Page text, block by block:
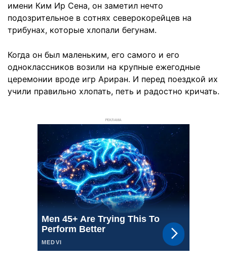
имени Ким Ир Сена, он заметил нечто
подозрительное в сотнях северокорейцев на
трибунах, которые хлопали бегунам.
Когда он был маленьким, его самого и его
одноклассников возили на крупные ежегодные
церемонии вроде игр Ариран. И перед поездкой их
учили правильно хлопать, петь и радостно кричать.
РЕКЛАМА